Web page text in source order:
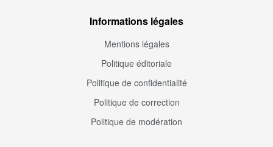
Informations légales
Mentions légales
Politique éditoriale
Politique de confidentialité
Politique de correction
Politique de modération